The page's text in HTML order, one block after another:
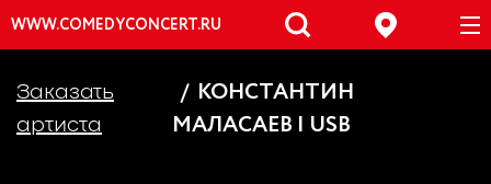
WWW.COMEDYCONCERT.RU
Заказать
артиста
КОНСТАНТИН
МАЛАСАЕВ | USB